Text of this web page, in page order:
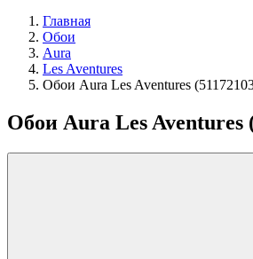
Главная
Обои
Aura
Les Aventures
Обои Aura Les Aventures
Обои Aura Les Aventures